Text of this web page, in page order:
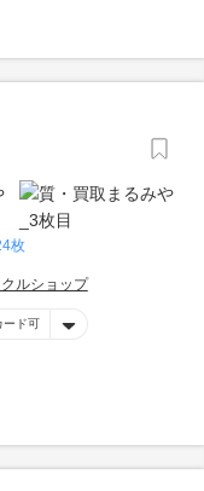
枚
ルショップ
ード可